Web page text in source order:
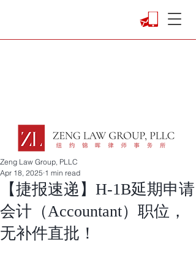
【捷报速递】H-1B延期申请
会计（Accountant）职位，
无补件直批！
Zeng Law Group, PLLC
Apr 18, 2025 1 min read